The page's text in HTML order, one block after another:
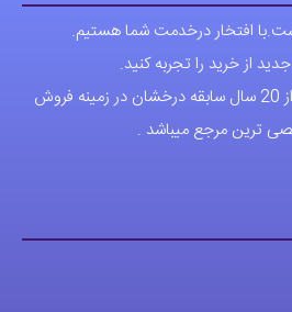
افتخار درخدمت شما هستیم.
از خرید را تجربه کنید.
فروشگاه اقای خاص با بیش از 20 سال سابقه درخشان در زمینه فروش
ترین مرجع میباشد .